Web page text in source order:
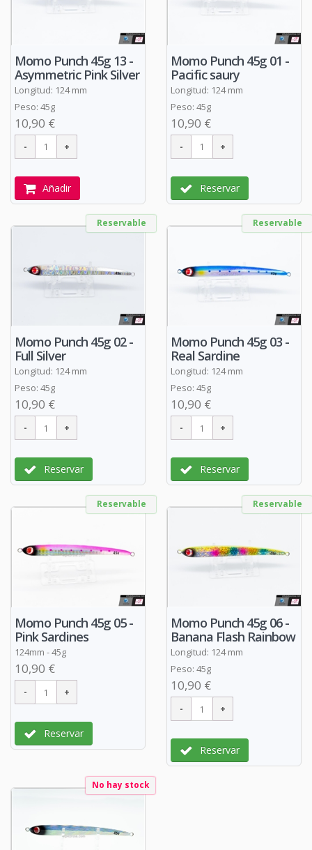
Momo Punch 45g 13 -
Asymmetric Pink Silver
Longitud: 124 mm
Peso: 45g
10,90 €
Añadir
Momo Punch 45g 01 -
Pacific saury
Longitud: 124 mm
Peso: 45g
10,90 €
Reservar
Reservable
Momo Punch 45g 02 -
Full Silver
Longitud: 124 mm
Peso: 45g
10,90 €
Reservar
Reservable
Momo Punch 45g 03 -
Real Sardine
Longitud: 124 mm
Peso: 45g
10,90 €
Reservar
Reservable
Momo Punch 45g 05 -
Pink Sardines
124mm - 45g
10,90 €
Reservar
Reservable
Momo Punch 45g 06 -
Banana Flash Rainbow
Longitud: 124 mm
Peso: 45g
10,90 €
Reservar
No hay stock